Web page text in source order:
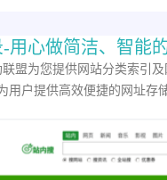
用心做简洁、智能
盟为您提供网站分类索引
用户提供高效便捷的网址存